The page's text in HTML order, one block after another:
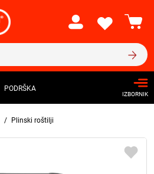
PODRŠKA
IZBORNIK
Plinski roštilji